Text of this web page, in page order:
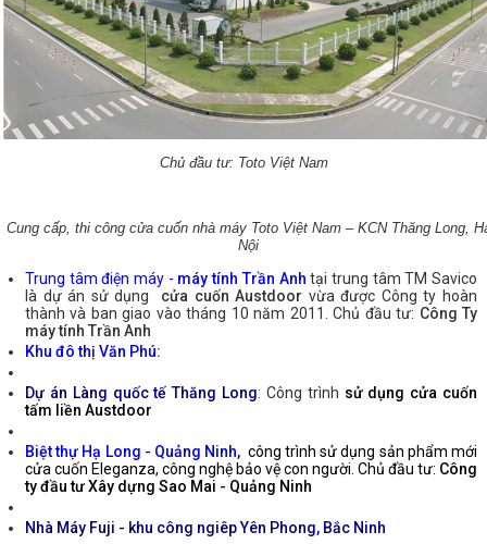
Chủ đầu tư: Toto Việt Nam
Cung cấp, thi công cửa cuốn nhà máy Toto Việt Nam – KCN Thăng Long,
Nội
Trung tâm điện máy - máy tính Trần Anh tại trung tâm TM Savico
là dự án sử dụng cửa cuốn Austdoor vừa được Công ty hoàn
thành và ban giao vào tháng 10 năm 2011. Chủ đầu tư: Công Ty
máy tính Trần Anh
Khu đô thị Văn Phú:
Dự án Làng quốc tế Thăng Long: Công trình sử dụng cửa cuốn
tấm liền Austdoor
Biệt thự Hạ Long - Quảng Ninh, công trình sử dụng sản phẩm mới
cửa cuốn Eleganza, công nghệ bảo vệ con người. Chủ đầu tư: Công
ty đầu tư Xây dựng Sao Mai - Quảng Ninh
Nhà Máy Fuji - khu công ngiêp Yên Phong, Bắc Ninh